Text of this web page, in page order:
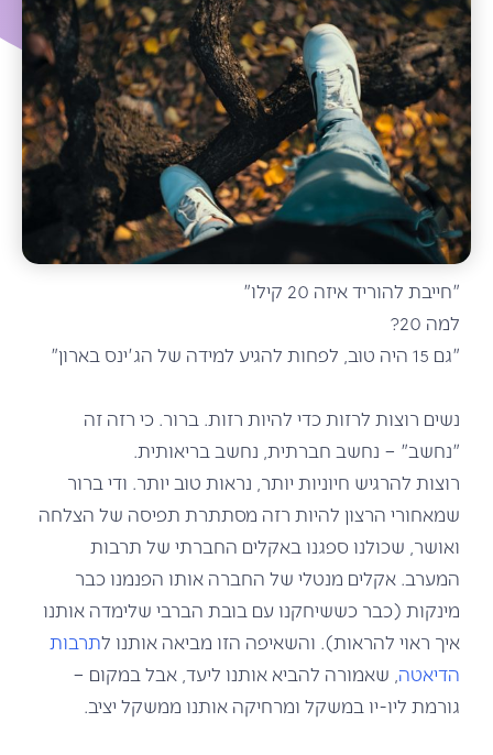
"חייבת להוריד איזה 20 קילו"
למה 20?
"גם 15 היה טוב, לפחות להגיע למידה של הג'ינס בארון"
נשים רוצות לרזות כדי להיות רזות. ברור. כי רזה זה
"נחשב" – נחשב חברתית, נחשב בריאותית.
רוצות להרגיש חיוניות יותר, נראות טוב יותר. ודי ברור
שמאחורי הרצון להיות רזה מסתתרת תפיסה של הצלחה
ואושר, שכולנו ספגנו באקלים החברתי של תרבות
המערב. אקלים מנטלי של החברה אותו הפנמנו כבר
מינקות (כבר כששיחקנו עם בובת הברבי שלימדה אותנו
איך ראוי להראות). והשאיפה הזו מביאה אותנו לתרבות
הדיאטה , שאמורה להביא אותנו ליעד, אבל במקום –
גורמת ליו-יו במשקל ומרחיקה אותנו ממשקל יציב.